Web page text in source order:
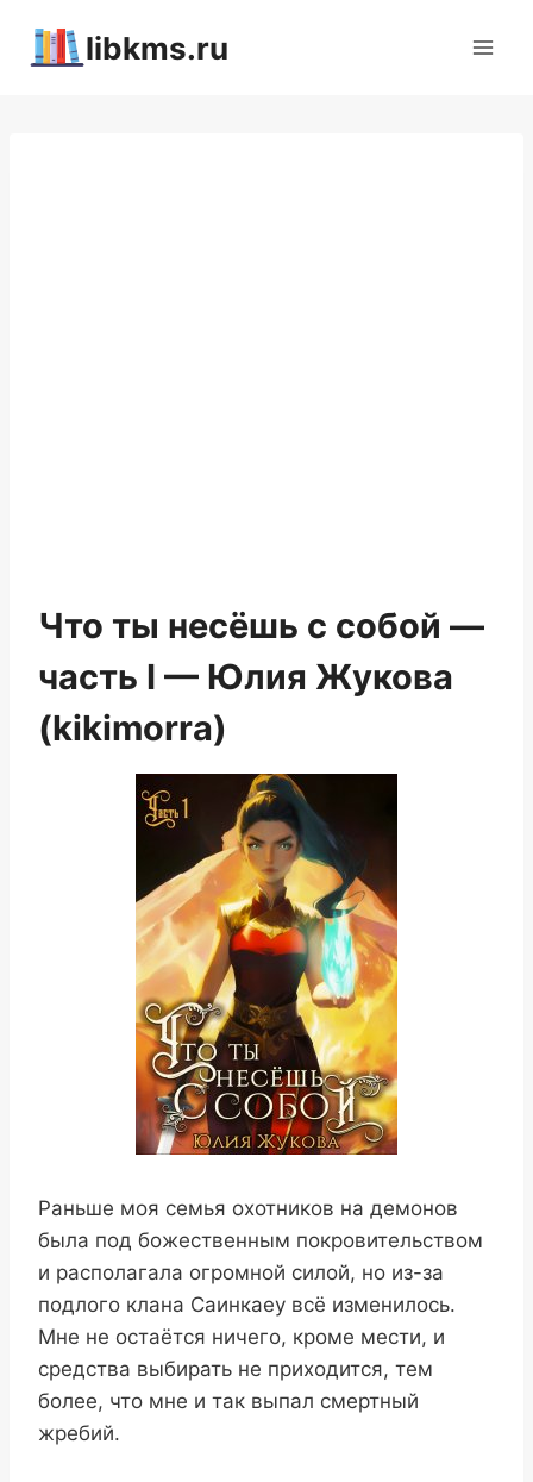
libkms.ru
Что ты несёшь с собой —
часть I — Юлия Жукова
(kikimorra)
Раньше моя семья охотников на демонов
была под божественным покровительством
и располагала огромной силой, но из-за
подлого клана Саинкаеу всё изменилось.
Мне не остаётся ничего, кроме мести, и
средства выбирать не приходится, тем
более, что мне и так выпал смертный
жребий.